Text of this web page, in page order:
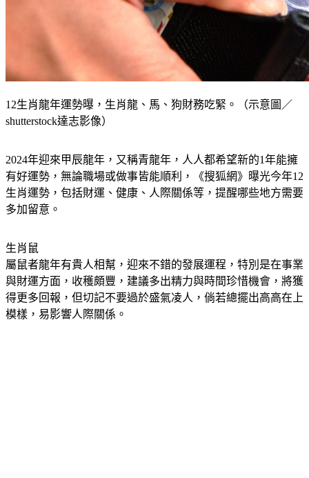
12生肖龍年運勢曝，生肖龍、馬、狗財務吃緊。（示意圖／
2024年迎來甲辰龍年，又稱青龍年，人人都希望新的1年能擁
有好運勢，無論職場或做事皆能順利，《搜狐網》曝光今年12
生肖運勢，包括財運、健康、人際關係等，提醒哪些地方需要
生肖鼠
屬鼠者龍年有貴人相幫，迎來不錯的發展運程，特別是在事業
與財運方面，收穫頗豐，建議多出精力與時間珍惜機會，將獲
得更多回報，但切記不要過於盛氣凌人，倘若總擺出高高在上